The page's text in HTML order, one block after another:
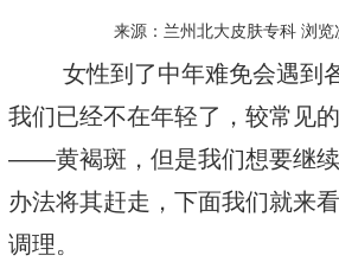
来源：兰州北大皮肤专科 浏览
女性到了中年难免会遇到
我们已经不在年轻了，较常见
——黄褐斑，但是我们想要继
办法将其赶走，下面我们就来
调理。